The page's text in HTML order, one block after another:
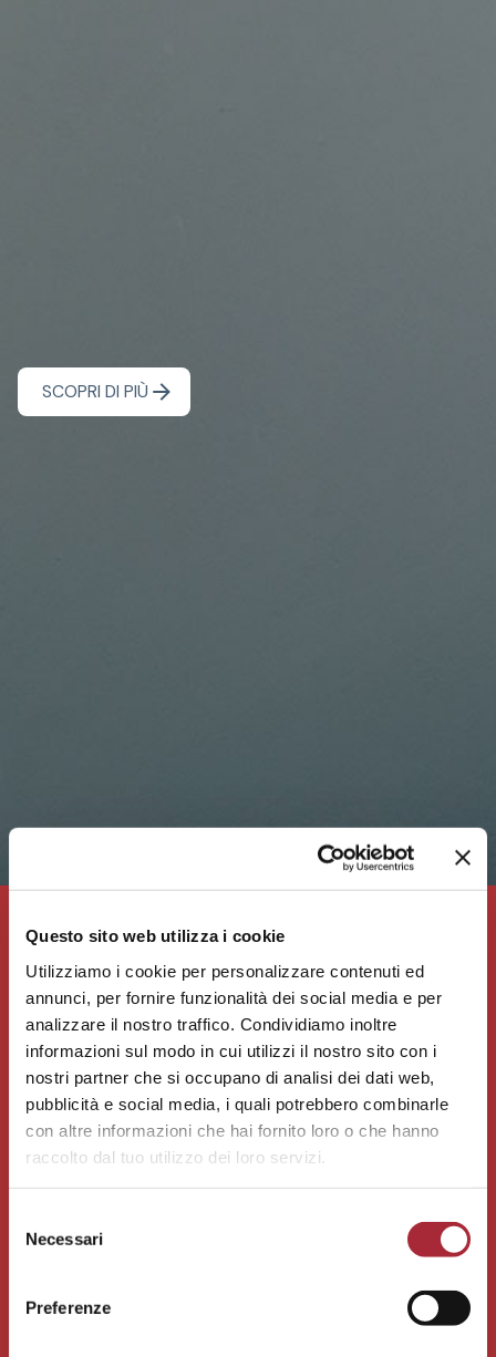
Questo sito web utilizza i cookie
Utilizziamo i cookie per personalizzare contenuti ed
annunci, per fornire funzionalità dei social media e per
analizzare il nostro traffico. Condividiamo inoltre
informazioni sul modo in cui utilizzi il nostro sito con i
nostri partner che si occupano di analisi dei dati web,
pubblicità e social media, i quali potrebbero combinarle
con altre informazioni che hai fornito loro o che hanno
raccolto dal tuo utilizzo dei loro servizi.
Necessari
Preferenze
SCOPRI DI PIÙ